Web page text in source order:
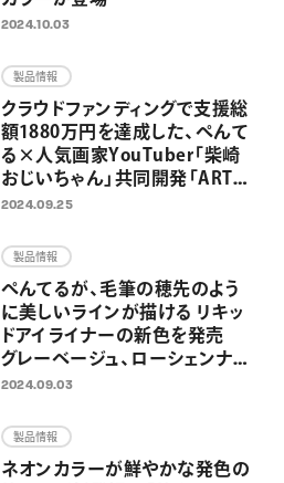
2024.10.03
製品情報
クラウドファンディングで支援総
額1880万円を達成した、ぺんて
る×人気画家YouTuber「柴崎
おじいちゃん」共同開発「ART
CRAYON（アートクレヨン）」を一
く大人のためのアートワークショ
ップも開催
2024.09.25
製品情報
ぺんてるが、毛筆の穂先のよう
に美しいラインが描ける リキッ
ドアイライナーの新色を発売
グレーベージュ、ローシェンナの
2色を追加し全5色展開に
2024.09.03
製品情報
ネオンカラーが鮮やかな発色の